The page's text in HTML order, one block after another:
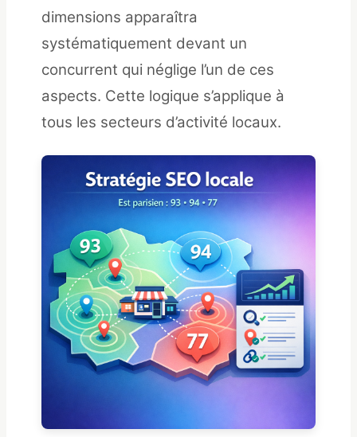
dimensions apparaîtra
systématiquement devant un
concurrent qui néglige l’un de ces
aspects. Cette logique s’applique à
tous les secteurs d’activité locaux.